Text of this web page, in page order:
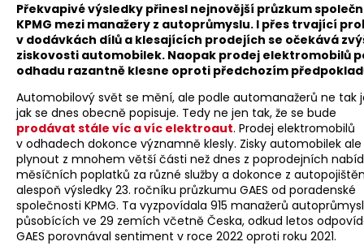
Překvapivé výsledky přinesl nejnovější průzkum
KPMG mezi manažery z autoprůmyslu. I přes trvající
v dodávkách dílů a klesajících prodejích se očekává
ziskovosti automobilek. Naopak prodej elektromobilů
odhadu razantně klesne oproti předchozím
Automobilový svět se mění, ale podle automanažerů ne tak
jak se dnes obecně popisuje. Tedy ne jen tak, že se bude
prodávat stále víc a víc elektroaut. Prodej elektromobilů
v odhadech dokonce významně klesly. Zisky automobilek
plynout z mnohem větší části než dnes z poprodejních
měsíčních poplatků za různé služby a dokonce z
alespoň výsledky 23. ročníku průzkumu GAES od poradenské
společnosti KPMG. Ta vyzpovídala 915 manažerů
působících ve 29 zemích včetně Česka, odkud letos
GAES porovnával sentiment v roce 2022 oproti roku 2021.